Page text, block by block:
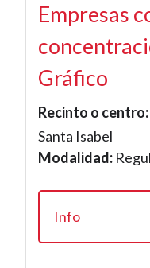
Empresas
Gráfico
Recinto o centro:
Santa Isabel
Modalidad:
Info